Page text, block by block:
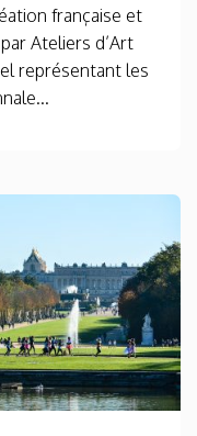
française et
Ateliers d’Art
représentant les